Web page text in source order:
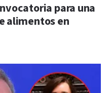
para una
alimentos en